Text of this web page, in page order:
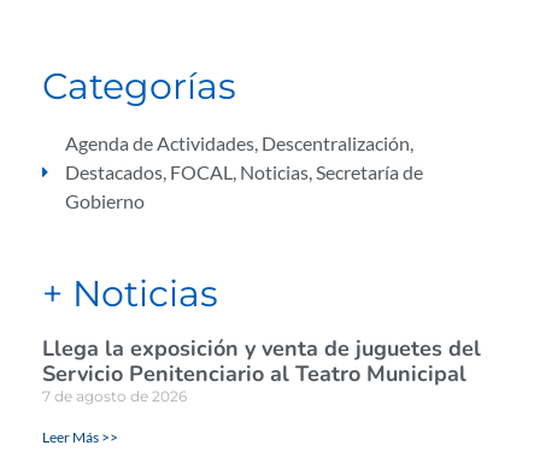
Categorías
Agenda de Actividades, Descentralización,
Destacados, FOCAL, Noticias,Secretaría de
Gobierno
+ Noticias
Llega la exposición y venta de juguetes del
Servicio Penitenciario al Teatro Municipal
7 de agosto de 2026
Leer Más >>